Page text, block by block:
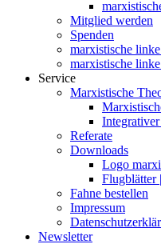
Mitglied werden
Spenden
marxistische
marxistische
Service
Marxistische
Referate
Downloads
Logo
Flugblätter
Fahne bestellen
Impressum
Newsletter